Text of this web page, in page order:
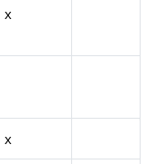
x
x